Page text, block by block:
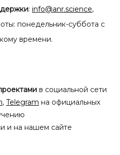
: info@anr.science,
понедельник-суббота с
времени.
в социальной сети
, Telegram на официальных
и на нашем сайте